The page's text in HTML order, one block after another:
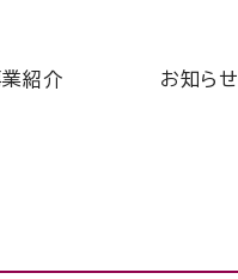
紹介 お知らせ